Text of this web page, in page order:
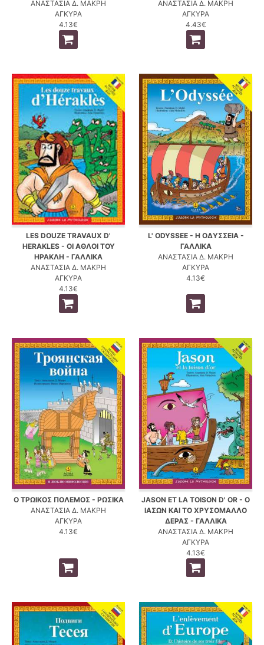
ΑΝΑΣΤΑΣΙΑ Δ. ΜΑΚΡΗ
ΑΓΚΥΡΑ
4.13€
ΑΝΑΣΤΑΣΙΑ Δ. ΜΑΚΡΗ
ΑΓΚΥΡΑ
4.43€
LES DOUZE TRAVAUX D'
HERAKLES - ΟΙ ΑΘΛΟΙ ΤΟΥ
ΗΡΑΚΛΗ - ΓΑΛΛΙΚΑ
ΑΝΑΣΤΑΣΙΑ Δ. ΜΑΚΡΗ
ΑΓΚΥΡΑ
4.13€
L' ODYSSEE - Η ΟΔΥΣΣΕΙΑ -
ΓΑΛΛΙΚΑ
ΑΝΑΣΤΑΣΙΑ Δ. ΜΑΚΡΗ
ΑΓΚΥΡΑ
4.13€
Ο ΤΡΩΙΚΟΣ ΠΟΛΕΜΟΣ - ΡΩΣΙΚΑ
ΑΝΑΣΤΑΣΙΑ Δ. ΜΑΚΡΗ
ΑΓΚΥΡΑ
4.13€
JASON ET LA TOISON D' OR - Ο
ΙΑΣΩΝ ΚΑΙ ΤΟ ΧΡΥΣΟΜΑΛΛΟ
ΔΕΡΑΣ - ΓΑΛΛΙΚΑ
ΑΝΑΣΤΑΣΙΑ Δ. ΜΑΚΡΗ
ΑΓΚΥΡΑ
4.13€